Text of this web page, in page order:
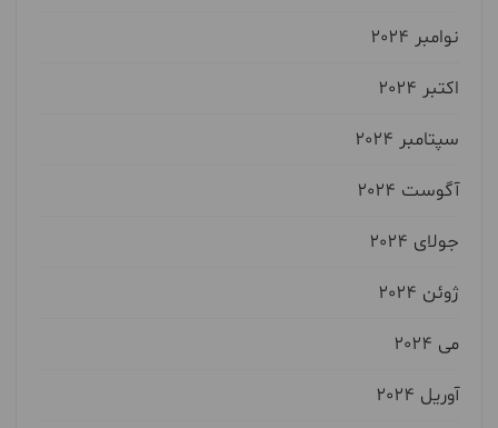
نوامبر 2024
اکتبر 2024
سپتامبر 2024
آگوست 2024
جولای 2024
ژوئن 2024
می 2024
آوریل 2024